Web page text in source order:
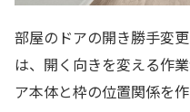
部屋のドアの開き勝手変
は、開く向きを変える作
ア本体と枠の位置関係を